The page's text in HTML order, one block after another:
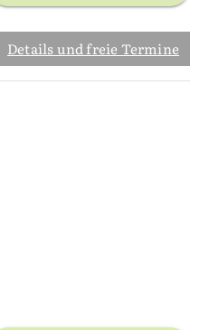
Details und freie Termine